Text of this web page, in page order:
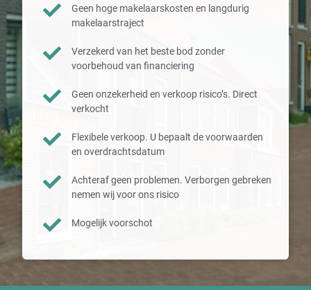
Geen hoge makelaarskosten en langdurig
makelaarstraject
Verzekerd van het beste bod zonder
voorbehoud van financiering
Geen onzekerheid en verkoop risico’s. Direct
verkocht
Flexibele verkoop. U bepaalt de voorwaarden
en overdrachtsdatum
Achteraf geen problemen. Verborgen gebreken
nemen wij voor ons risico
Mogelijk voorschot